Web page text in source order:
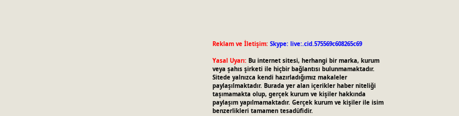
Reklam ve İletişim: Skype: live:.cid.575569c608265c69
Yasal Uyarı: Bu internet sitesi, herhangi bir marka, kurum
veya şahıs şirketi ile hiçbir bağlantısı bulunmamaktadır.
Sitede yalnızca kendi hazırladığımız makaleler
paylaşılmaktadır. Burada yer alan içerikler haber niteliği
taşımamakta olup, gerçek kurum ve kişiler hakkında
paylaşım yapılmamaktadır. Gerçek kurum ve kişiler ile isim
benzerlikleri tamamen tesadüfidir.